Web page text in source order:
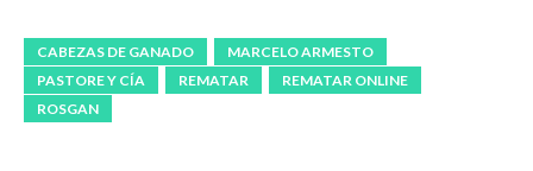
CABEZAS DE GANADO
MARCELO ARMESTO
PASTORE Y CÍA
REMATAR
REMATAR ONLINE
ROSGAN